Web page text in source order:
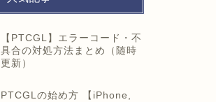
【PTCGL】エラーコード・不
具合の対処方法まとめ（随時
更新）
PTCGLの始め方 【iPhone,